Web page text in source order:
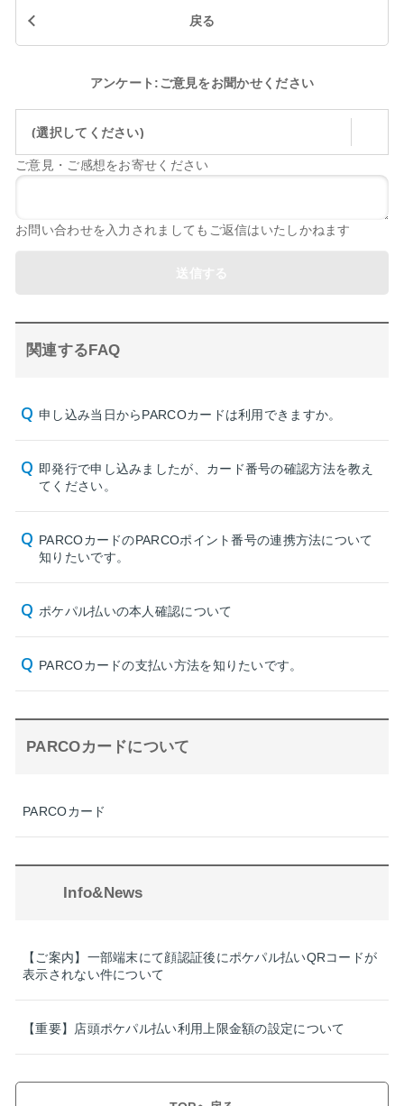
戻る
アンケート:ご意見をお聞かせください
(選択してください)
ご意見・ご感想をお寄せください
お問い合わせを入力されましてもご返信はいたしかねます
関連するFAQ
申し込み当日からPARCOカードは利用できますか。
即発行で申し込みましたが、カード番号の確認方法を教え
てください。
PARCOカードのPARCOポイント番号の連携方法について
知りたいです。
ポケパル払いの本人確認について
PARCOカードの支払い方法を知りたいです。
PARCOカードについて
PARCOカード
Info&News
【ご案内】一部端末にて顔認証後にポケパル払いQRコードが
表示されない件について
【重要】店頭ポケパル払い利用上限金額の設定について